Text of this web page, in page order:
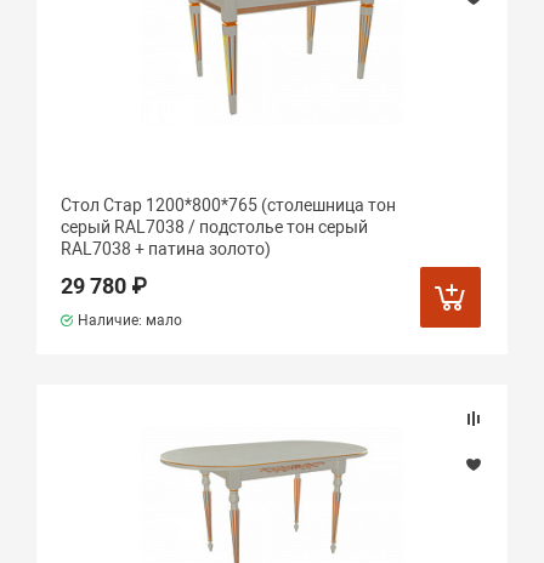
Стол Стар 1200*800*765 (столешница тон
серый RAL7038 / подстолье тон серый
RAL7038 + патина золото)
29 780 ₽
Наличие: мало